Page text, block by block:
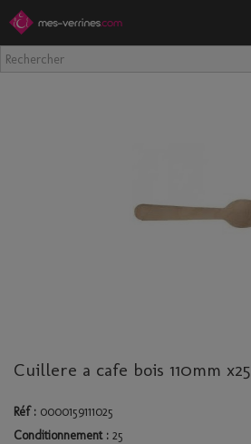
Cuillere a cafe bois 110mm x25
Réf : 0000159111025
Conditionnement : 25